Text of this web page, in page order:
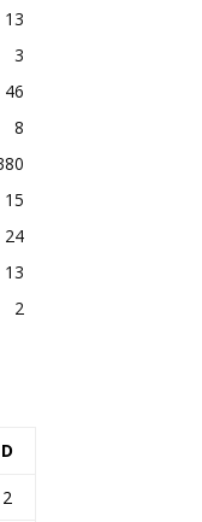
13
3
46
8
15
24
13
2
D
2